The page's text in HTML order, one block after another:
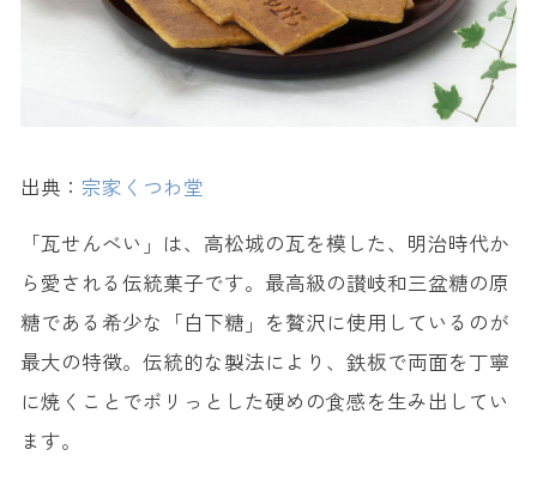
15. 高瀬 煎茶 ＜西森園＞
出典： 宗家くつわ堂
「瓦せんべい」は、高松城の瓦を模した、明治時代か
ら愛される伝統菓子です。最高級の讃岐和三盆糖の原
糖である希少な「白下糖」を贅沢に使用しているのが
最大の特徴。伝統的な製法により、鉄板で両面を丁寧
に焼くことでボリっとした硬めの食感を生み出してい
ます。